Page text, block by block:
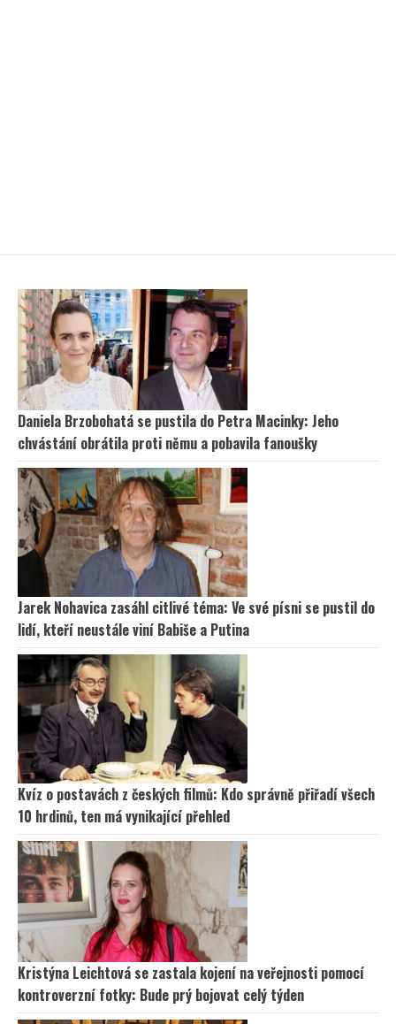
Daniela Brzobohatá se pustila do Petra Macinky: Jeho
chvástání obrátila proti němu a pobavila fanoušky
Jarek Nohavica zasáhl citlivé téma: Ve své písni se pustil do
lidí, kteří neustále viní Babiše a Putina
Kvíz o postavách z českých filmů: Kdo správně přiřadí všech
10 hrdinů, ten má vynikající přehled
Kristýna Leichtová se zastala kojení na veřejnosti pomocí
kontroverzní fotky: Bude prý bojovat celý týden